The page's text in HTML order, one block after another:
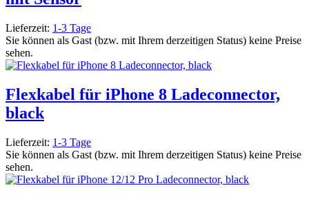
Lieferzeit: 1-3 Tage
Sie können als Gast (bzw. mit Ihrem derzeitigen Status) keine Preise
sehen.
Flexkabel für iPhone 8 Ladeconnector,
black
Lieferzeit: 1-3 Tage
Sie können als Gast (bzw. mit Ihrem derzeitigen Status) keine Preise
sehen.